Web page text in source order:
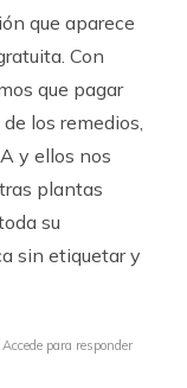
que aparece
Con
que pagar
los remedios,
y ellos nos
plantas
su
sin etiquetar y
Accede para responder